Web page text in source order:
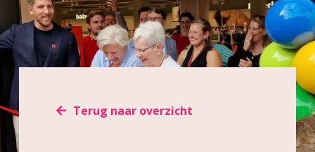
Terug naar overzicht